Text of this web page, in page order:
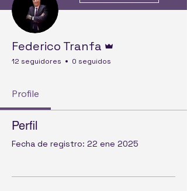
Federico Tranfa
12 seguidores 0 seguidos
Profile
Perfil
Fecha de registro: 22 ene 2025